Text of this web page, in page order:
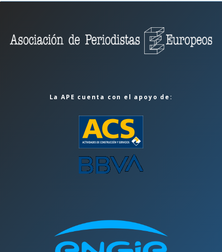
La APE cuenta con el apoyo de: